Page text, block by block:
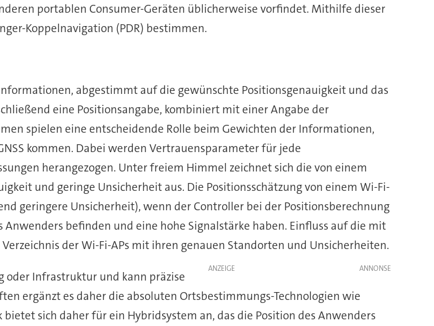
portablen Consumer-Geräten üblicherweise vorfindet. Mithilfe dieser
Koppelnavigation (PDR) bestimmen.
abgestimmt auf die gewünschte Positionsgenauigkeit und das
eine Positionsangabe, kombiniert mit einer Angabe der
spielen eine entscheidende Rolle beim Gewichten der Informationen,
kommen. Dabei werden Vertrauensparameter für jede
herangezogen. Unter freiem Himmel zeichnet sich die von einem
und geringe Unsicherheit aus. Die Positionsschätzung von einem Wi-Fi-
geringere Unsicherheit), wenn der Controller bei der Positionsberechnung
befinden und eine hohe Signalstärke haben. Einfluss auf die mit
der Wi-Fi-APs mit ihren genauen Standorten und Unsicherheiten.
ANZEIGE
oder Infrastruktur und kann präzise
ergänzt es daher die absoluten Ortsbestimmungs-Technologien wie
bietet sich daher für ein Hybridsystem an, das die Position des Anwenders